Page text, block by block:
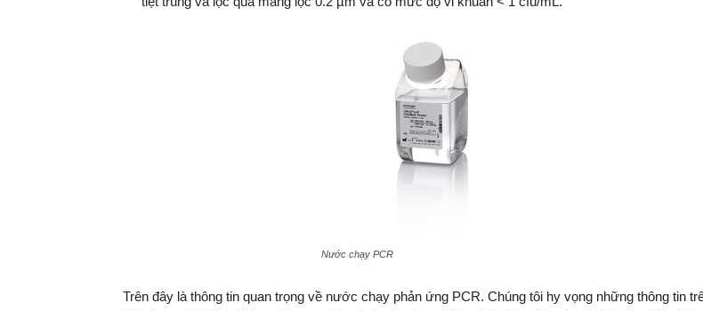
Nước chạy PCR
Trên đây là thông tin quan trọng về nước chạy phản ứng PCR. Chúng tôi hy vọng những thông tin